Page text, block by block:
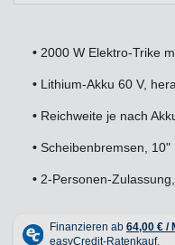
• 2000 W Elektro-Trike
• Lithium-Akku 60 V,
• Reichweite je nach
• Scheibenbremsen,
• 2-Personen-